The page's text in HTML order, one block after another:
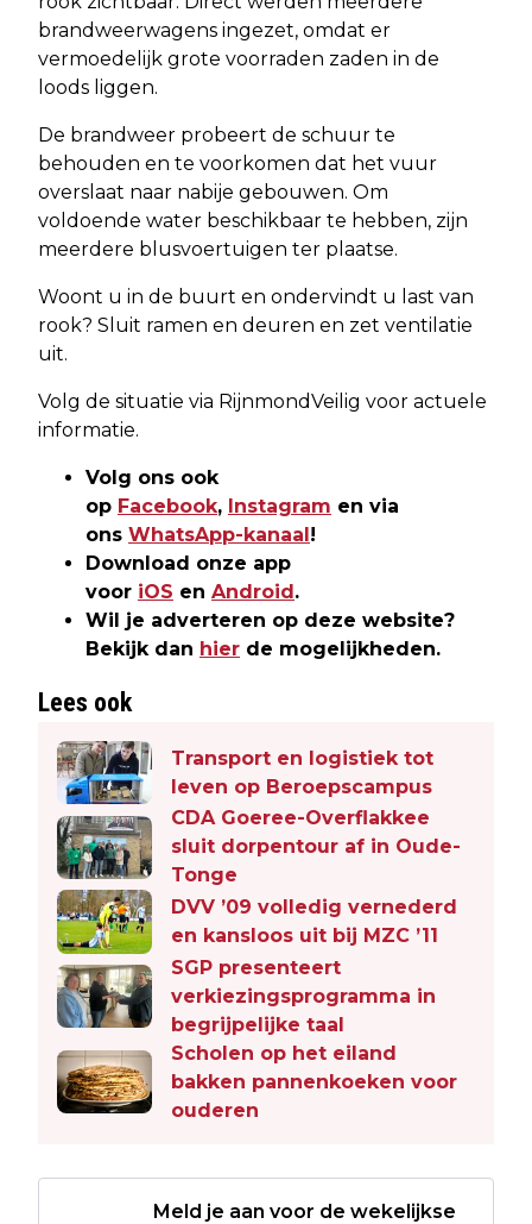
brandweerwagens ingezet, omdat er
vermoedelijk grote voorraden zaden in de
loods liggen.
De brandweer probeert de schuur te
behouden en te voorkomen dat het vuur
overslaat naar nabije gebouwen. Om
voldoende water beschikbaar te hebben, zijn
meerdere blusvoertuigen ter plaatse.
Woont u in de buurt en ondervindt u last van
rook? Sluit ramen en deuren en zet ventilatie
uit.
Volg de situatie via RijnmondVeilig voor actuele
informatie.
Volg ons ook
op Facebook, Instagram en via
ons WhatsApp-kanaal !
Download onze app
voor iOS en Android .
Wil je adverteren op deze website?
Bekijk dan hier de mogelijkheden.
Lees ook
Transport en logistiek tot
leven op Beroepscampus
CDA Goeree-Overflakkee
sluit dorpentour af in Oude-
Tonge
DVV ’09 volledig vernederd
en kansloos uit bij MZC ’11
SGP presenteert
verkiezingsprogramma in
begrijpelijke taal
Scholen op het eiland
bakken pannenkoeken voor
ouderen
Meld je aan voor de wekelijkse